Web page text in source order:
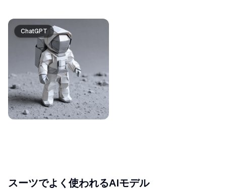
プロンプト一覧
ChatGPT
スーツでよく使われるAIモデル